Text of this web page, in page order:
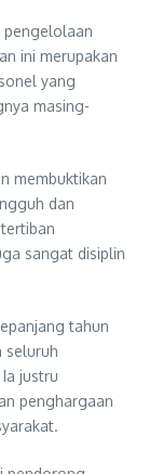
pengelolaan
ini merupakan
yang
masing-
membuktikan
dan
sangat disiplin
tahun
seluruh
justru
penghargaan